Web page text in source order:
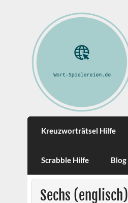
Kreuzworträtsel Hilfe
Scrabble Hilfe Blog
Sechs (englisch)